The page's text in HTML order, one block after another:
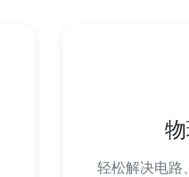
轻松解决电路